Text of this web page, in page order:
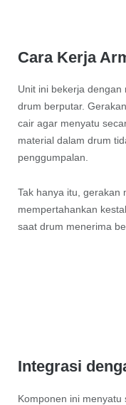
Cara Kerja
Unit ini bekerja
drum berputar.
cair agar menyatu
material dalam drum
penggumpalan.
Tak hanya itu, gerakan
mempertahankan
saat drum menerima
Integrasi
Komponen ini menyatu